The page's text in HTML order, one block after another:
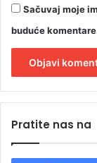
Sačuvaj moje
buduće
tPratite nas na